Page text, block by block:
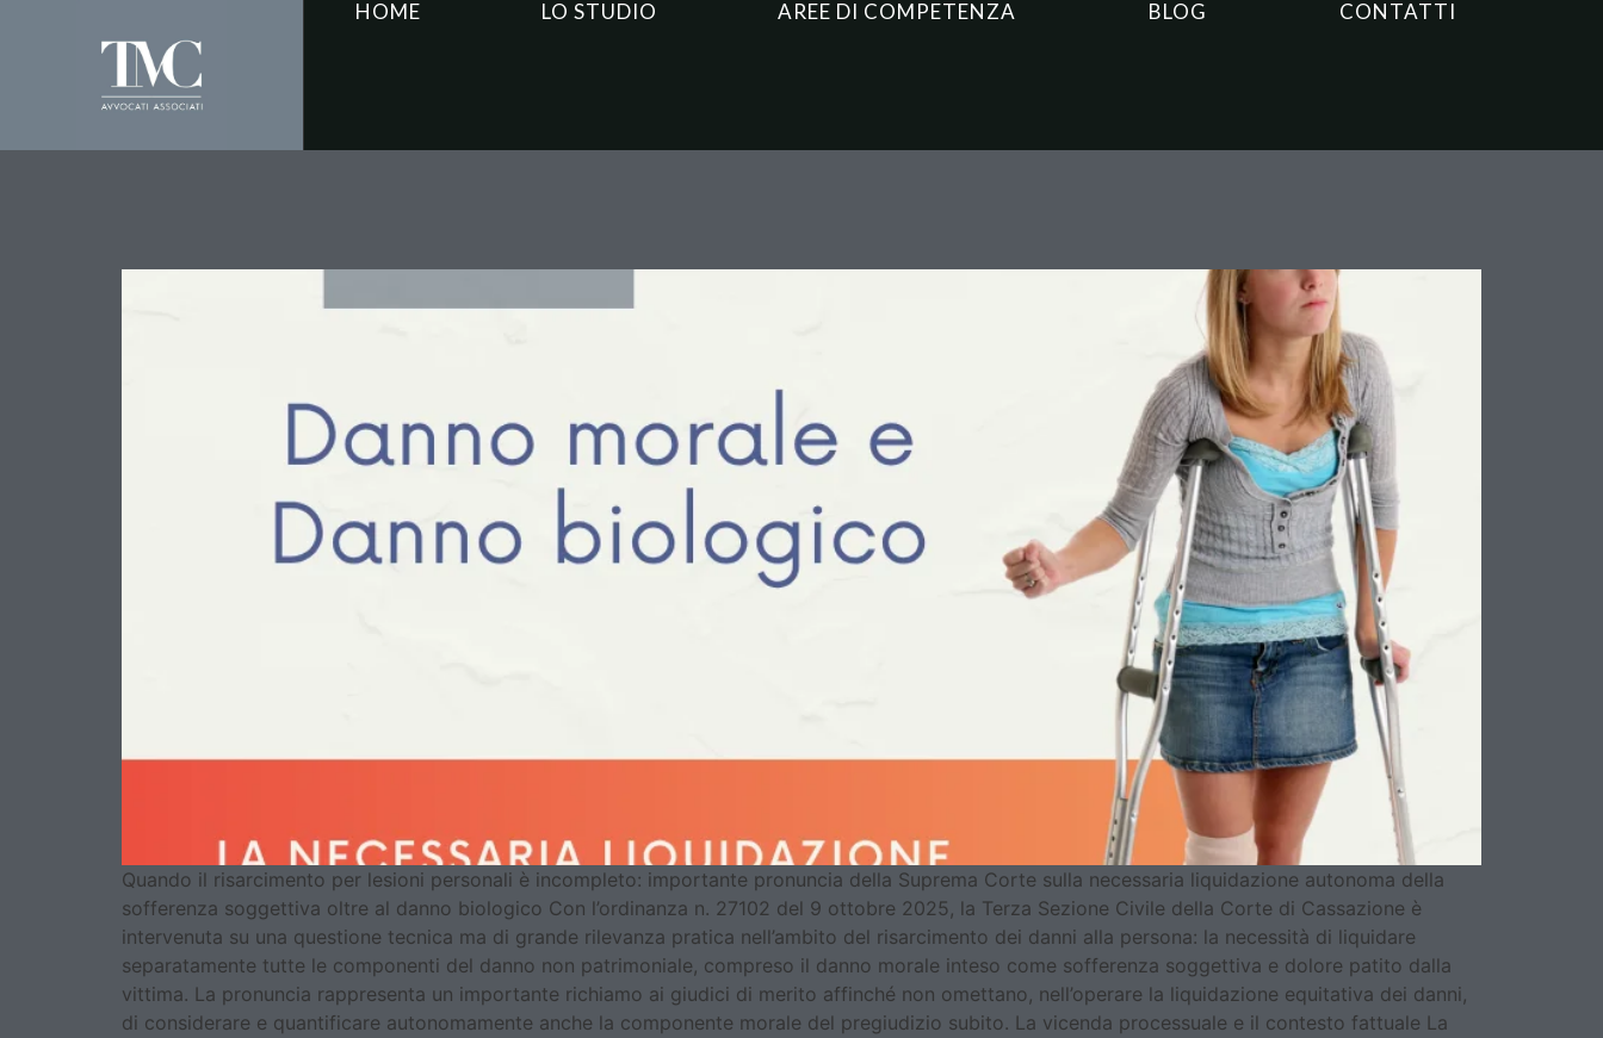
HOME LO STUDIO AREE DI COMPETENZA BLOG CONTATTI
Quando il risarcimento per lesioni personali è incompleto: importante pronuncia della Suprema Corte sulla necessaria liquidazione autonoma della
sofferenza soggettiva oltre al danno biologico Con l’ordinanza n. 27102 del 9 ottobre 2025, la Terza Sezione Civile della Corte di Cassazione è
intervenuta su una questione tecnica ma di grande rilevanza pratica nell’ambito del risarcimento dei danni alla persona: la necessità di liquidare
separatamente tutte le componenti del danno non patrimoniale, compreso il danno morale inteso come sofferenza soggettiva e dolore patito dalla
vittima. La pronuncia rappresenta un importante richiamo ai giudici di merito affinché non omettano, nell’operare la liquidazione equitativa dei danni,
di considerare e quantificare autonomamente anche la componente morale del pregiudizio subito. La vicenda processuale e il contesto fattuale La